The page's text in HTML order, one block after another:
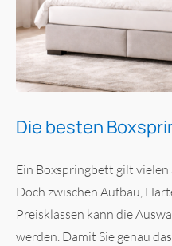
Die besten
Ein Boxspringbett gilt
Doch zwischen Aufbau,
Preisklassen kann die
werden. Damit Sie genau